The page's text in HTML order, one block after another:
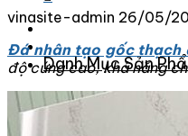
Danh Mục Sản
Đá Granite
vinasite-admin 26/05/
Đá nhân tạo gốc thạch
độ cứng cao, khả năng